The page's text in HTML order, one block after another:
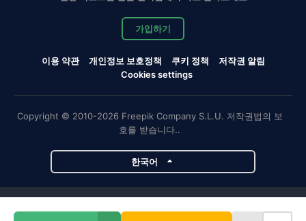
가입하기
이용 약관 개인정보 보호정책 쿠키 정책
저작권 알림
Cookies settings
Copyright © 2010-2026 Freepik Company S.L.U. 저작권법의 보
호를 받습니다..
한국어